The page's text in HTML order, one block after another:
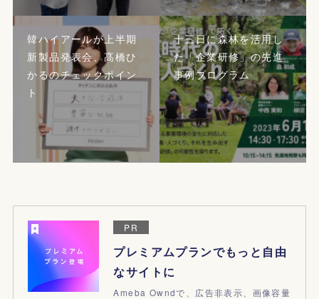
韓ハイアールが上半期
新製品発表会、髙橋ひ
かるのチェックポイン
ト
十三日に森林を活用し
た「企業研修」の先進
事例プログラム
PR
プレミアムプランでもっと自由
なサイトに
Ameba Owndで、広告非表示、画像容量